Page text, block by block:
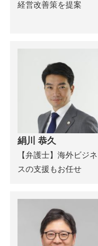
経営改善策を提案
絹川 恭久
【弁護士】海外ビジネ
スの支援もお任せ